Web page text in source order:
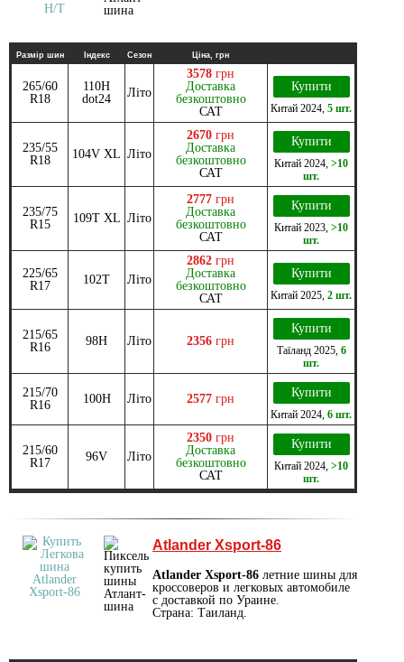
Размір шин Індекс Сезон Ціна, грн
265/60
R18
110H
dot24
Літо
3578 грн
Доставка
безкоштовно
САТ
Купити
Китай 2024 5 шт.
235/55
R18
104V XL Літо
2670 грн
Доставка
безкоштовно
САТ
Купити
Китай 2024 >10
шт.
235/75
R15
109T XL Літо
2777 грн
Доставка
безкоштовно
САТ
Купити
Китай 2023 >10
шт.
225/65
R17
102T Літо
2862 грн
Доставка
безкоштовно
САТ
Купити
Китай 2025 2 шт.
215/65
R16
98H Літо 2356 грн
Купити
Таїланд2025, 6
шт.
215/70
R16
100H Літо 2577 грн Купити
Китай 2024 6 шт.
215/60
R17
96V Літо
2350 грн
Доставка
безкоштовно
САТ
Купити
Китай 2024 >10
шт.
Atlander Xsport-86
Atlander Xsport-86 летние шины для
кроссоверов и легковых автомобиле
с доставкой по Ураине.
Страна: Таиланд.